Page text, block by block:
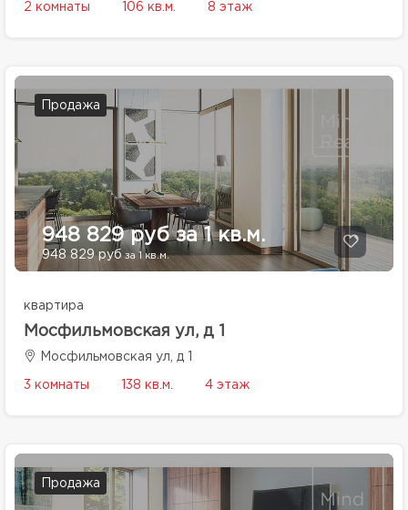
2 комнаты 106 кв.м. 8 этаж
Продажа
948 829 руб за 1 кв.м.
948 829 рубза 1 кв.м.
квартира
Мосфильмовская ул, д 1
Мосфильмовская ул, д 1
3 комнаты 138 кв.м. 4 этаж
Продажа